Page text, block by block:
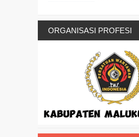
ORGANISASI PROFESI